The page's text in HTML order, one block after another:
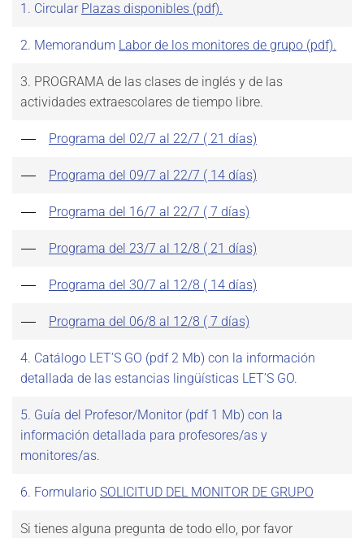
1. Circular Plazas disponibles (pdf).
2. Memorandum Labor de los monitores de grupo (pdf).
3. PROGRAMA de las clases de inglés y de las
actividades extraescolares de tiempo libre.
Programa del 02/7 al 22/7 ( 21 días)
Programa del 09/7 al 22/7 ( 14 días)
Programa del 16/7 al 22/7 ( 7 días)
Programa del 23/7 al 12/8 ( 21 días)
Programa del 30/7 al 12/8 ( 14 días)
Programa del 06/8 al 12/8 ( 7 días)
4. Catálogo LET’S GO (pdf 2 Mb) con la información
detallada de las estancias lingüísticas LET’S GO.
5. Guía del Profesor/Monitor (pdf 1 Mb) con la
información detallada para profesores/as y
monitores/as.
6. Formulario SOLICITUD DEL MONITOR DE GRUPO
Si tienes alguna pregunta de todo ello, por favor